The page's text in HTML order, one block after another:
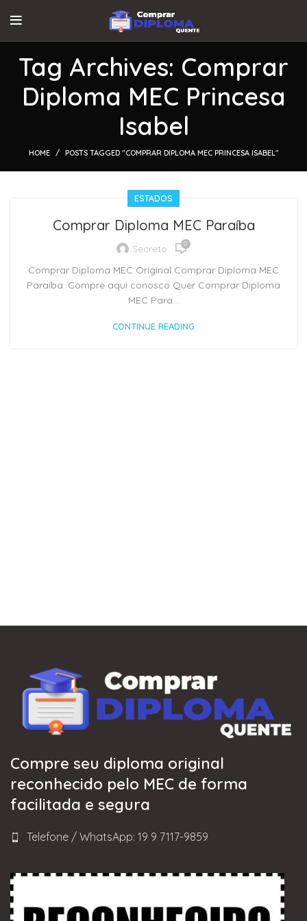
Tag Archives: Comprar
Diploma MEC Princesa
Isabel
HOME POSTS TAGGED "COMPRAR DIPLOMA MEC PRINCESA ISABEL"
ESTADOS
Comprar Diploma MEC Paraíba
Secreto 0
Comprar Diploma MEC Original Comprar Diploma MEC
Paraíba: Compre aqui conosco Quer Comprar Diploma
MEC Para...
CONTINUE READING
Compre seu diploma original
reconhecido pelo MEC de forma
facilitada e segura
Telefone / WhatsApp: 19 9 7117-9859